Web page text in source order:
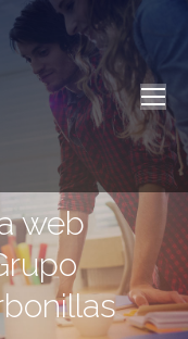
web